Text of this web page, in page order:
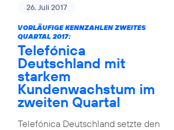
26. Juli 2017
VORLÄUFIGE KENNZAHLEN ZWEITES
QUARTAL 2017:
Telefónica
Deutschland mit
starkem
Kundenwachstum im
zweiten Quartal
Telefónica Deutschland setzte den